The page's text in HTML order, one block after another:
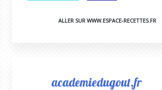
ALLER SUR WWW.ESPACE-RECETTES.FR
academiedugout.fr